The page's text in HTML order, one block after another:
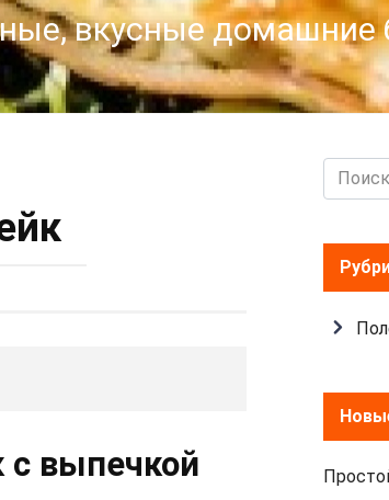
вкусные
выпечкой
Search
for: